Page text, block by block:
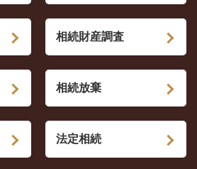
相続財産調査
相続放棄
法定相続